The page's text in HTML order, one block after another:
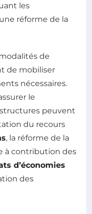
les
réforme de la
de
de mobiliser
nécessaires.
le
peuvent
du recours
, la réforme de la
à contribution des
d’économies
des